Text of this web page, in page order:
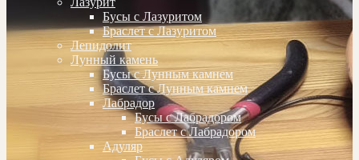
Бусы с Лазуритом
Браслет с Лазуритом
Лепидолит
Лунный камень
Бусы с Лунным камнем
Браслет с Лунным камнем
Лабрадор
Бусы с Лабрадором
Браслет с Лабрадором
Адуляр